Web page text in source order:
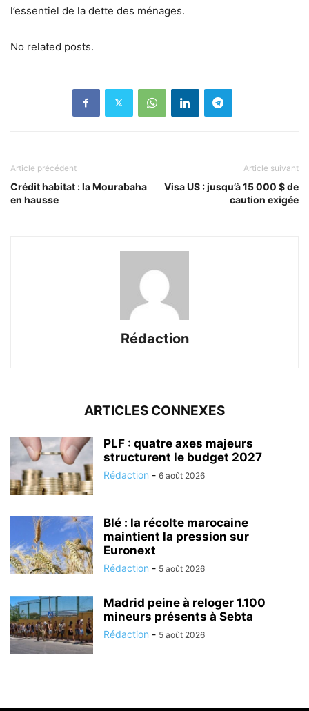
l’essentiel de la dette des ménages.
No related posts.
Article précédent
Crédit habitat : la Mourabaha
en hausse
Article suivant
Visa US : jusqu’à 15 000 $ de
caution exigée
Rédaction
ARTICLES CONNEXES
PLF : quatre axes majeurs
structurent le budget 2027
Rédaction - 6 août 2026
Blé : la récolte marocaine
maintient la pression sur
Euronext
Rédaction - 5 août 2026
Madrid peine à reloger 1.100
mineurs présents à Sebta
Rédaction - 5 août 2026